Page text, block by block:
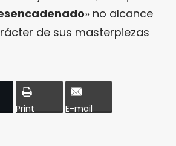
» no alcance
de sus masterpiezas
Print E-mail